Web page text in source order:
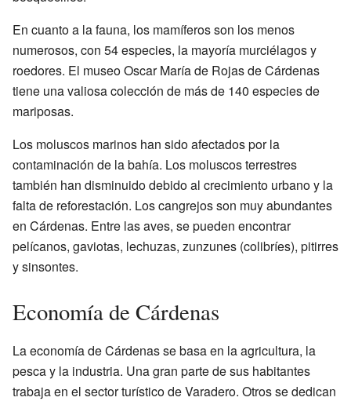
En cuanto a la fauna, los mamíferos son los menos
numerosos, con 54 especies, la mayoría murciélagos y
roedores. El museo Oscar María de Rojas de Cárdenas
tiene una valiosa colección de más de 140 especies de
mariposas.
Los moluscos marinos han sido afectados por la
contaminación de la bahía. Los moluscos terrestres
también han disminuido debido al crecimiento urbano y la
falta de reforestación. Los cangrejos son muy abundantes
en Cárdenas. Entre las aves, se pueden encontrar
pelícanos, gaviotas, lechuzas, zunzunes (colibríes), pitirres
y sinsontes.
Economía de Cárdenas
La economía de Cárdenas se basa en la agricultura, la
pesca y la industria. Una gran parte de sus habitantes
trabaja en el sector turístico de Varadero. Otros se dedican